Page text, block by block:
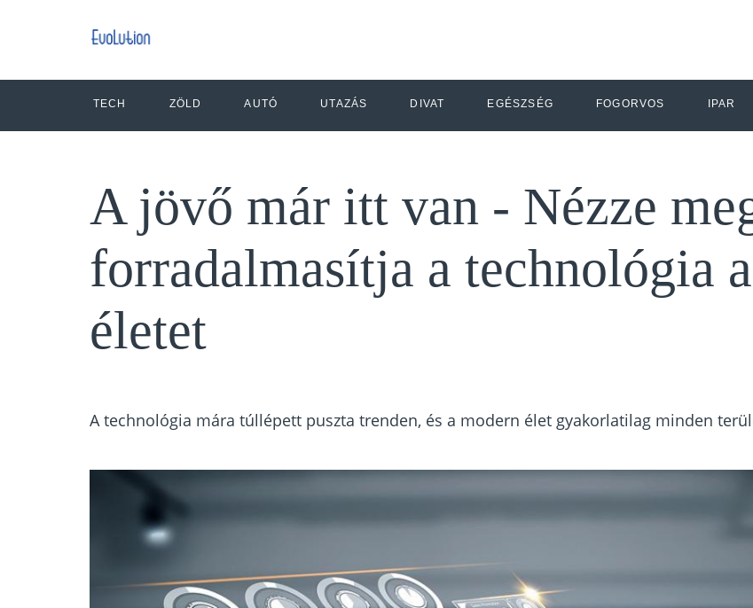
TECH ZÖLD AUTÓ UTAZÁS DIVAT EGÉSZSÉG FOGORVOS IPAR
A jövő már itt van - Nézze
forradalmasítja a technológia
életet
A technológia mára túllépett puszta trenden, és a modern élet gyakorlatilag minden